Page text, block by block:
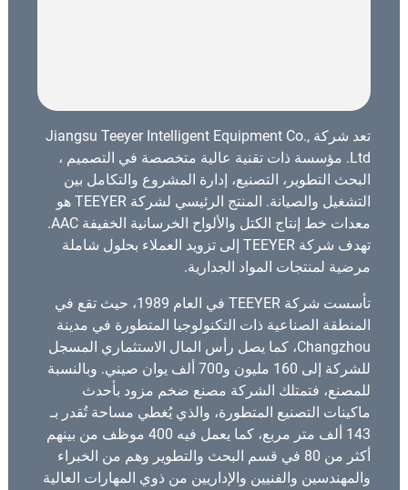
تعد شركة Jiangsu Teeyer Intelligent Equipment Co.,
Ltd. مؤسسة ذات تقنية عالية متخصصة في التصميم ،
البحث التطوير، التصنيع، إدارة المشروع والتكامل بين
التشغيل والصيانة. المنتج الرئيسي لشركة TEEYER هو
معدات خط إنتاج الكتل والألواح الخرسانية الخفيفة AAC.
تهدف شركة TEEYER إلى تزويد العملاء بحلول شاملة
مرضية لمنتجات المواد الجدارية.
تأسست شركة TEEYER في العام 1989، حيث تقع في
المنطقة الصناعية ذات التكنولوجيا المتطورة في مدينة
Changzhou، كما يصل رأس المال الاستثماري المسجل
للشركة إلى 160 مليون و700 ألف يوان صيني. وبالنسبة
للمصنع، فتمتلك الشركة مصنع ضخم مزود بأحدث
ماكينات التصنيع المتطورة، والذي يُغطي مساحة تُقدر بـ
143 ألف متر مربع، كما يعمل فيه 400 موظف من بينهم
أكثر من 80 في قسم البحث والتطوير وهم من الخبراء
والمهندسين والفنيين والإداريين من ذوي المهارات العالية